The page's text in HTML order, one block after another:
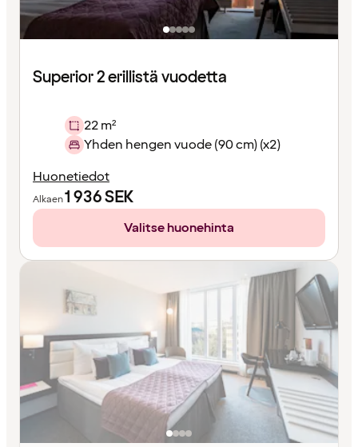
Superior 2 erillistä vuodetta
22 m²
Yhden hengen vuode (90 cm) (x2)
Huonetiedot
Alkaen1 936SEK
Valitse huonehinta